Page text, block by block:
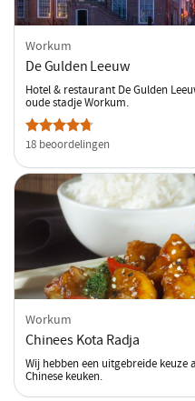
Workum
De Gulden Leeuw
Hotel & restaurant De Gulden
oude stadje Workum.
18 beoordelingen
Workum
Chinees Kota Radja
Wij hebben een uitgebreide keuze
Chinese keuken.